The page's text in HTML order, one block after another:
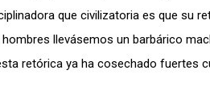
que civilizatoria es que su
llevásemos un barbárico
retórica ya ha cosechado fuertes